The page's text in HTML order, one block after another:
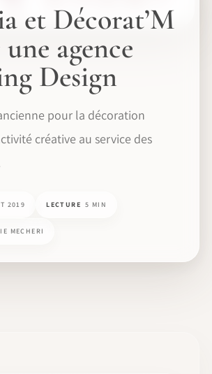
et Décorat’M
agence
Design
pour la décoration
créative au service des
2019 LECTURE 5 MIN
MECHERI